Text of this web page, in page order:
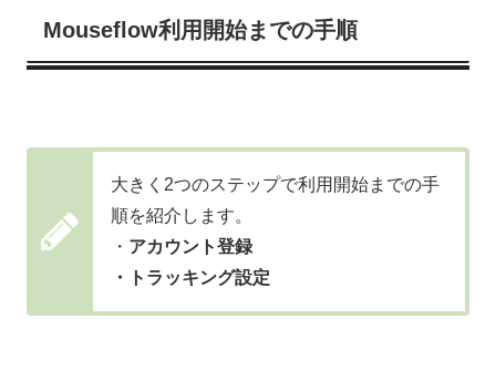
Mouseflow利用開始までの手順
大きく2つのステップで利用開始までの手
順を紹介します。
・ アカウント登録
・トラッキング設定